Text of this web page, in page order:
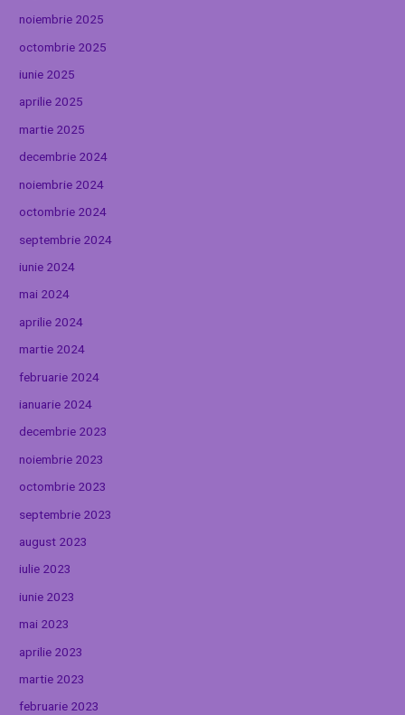
noiembrie 2025
octombrie 2025
iunie 2025
aprilie 2025
martie 2025
decembrie 2024
noiembrie 2024
octombrie 2024
septembrie 2024
iunie 2024
mai 2024
aprilie 2024
martie 2024
februarie 2024
ianuarie 2024
decembrie 2023
noiembrie 2023
octombrie 2023
septembrie 2023
august 2023
iulie 2023
iunie 2023
mai 2023
aprilie 2023
martie 2023
februarie 2023